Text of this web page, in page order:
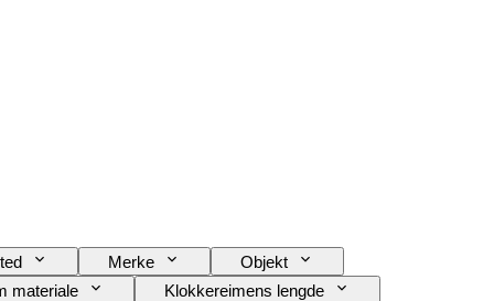
Merke
Objekt
materiale
Klokkereimens lengde